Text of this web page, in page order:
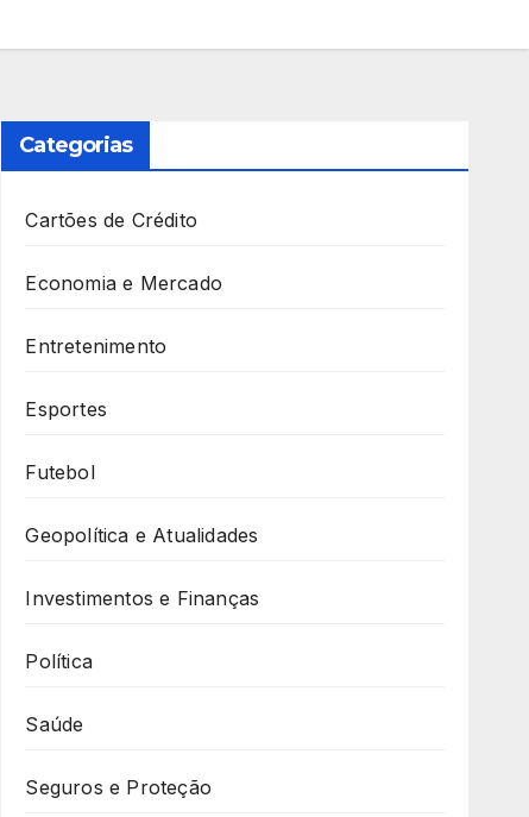
Categorias
Cartões de Crédito
Economia e Mercado
Entretenimento
Esportes
Futebol
Geopolítica e Atualidades
Investimentos e Finanças
Política
Saúde
Seguros e Proteção